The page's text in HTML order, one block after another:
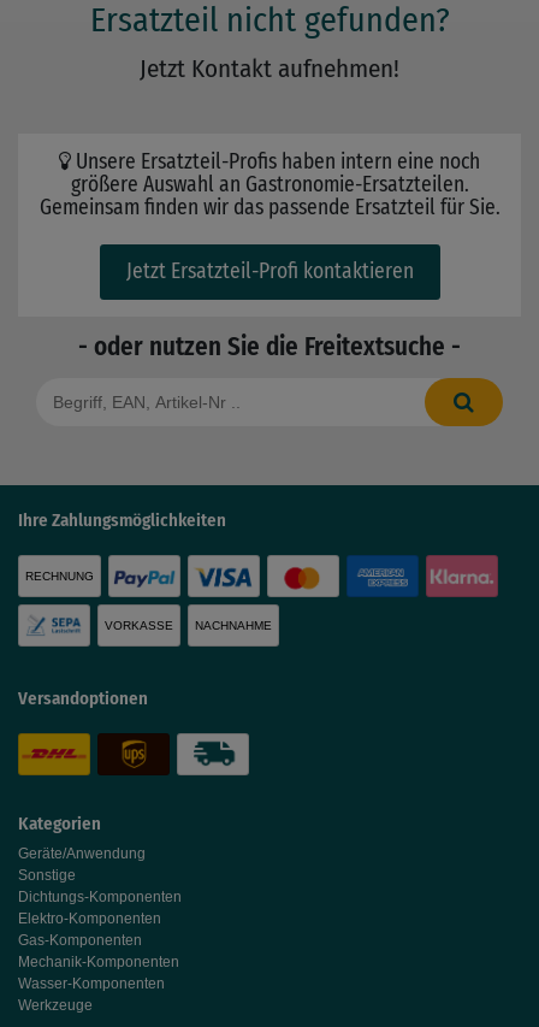
Ersatzteil nicht gefunden?
Jetzt Kontakt aufnehmen!
Unsere Ersatzteil-Profis haben intern eine noch
größere Auswahl an Gastronomie-Ersatzteilen.
Gemeinsam finden wir das passende Ersatzteil für Sie.
Jetzt Ersatzteil-Profi kontaktieren
- oder nutzen Sie die Freitextsuche -
Kategorien
Geräte/Anwendung
Sonstige
Dichtungs-Komponenten
Elektro-Komponenten
Gas-Komponenten
Mechanik-Komponenten
Wasser-Komponenten
Werkzeuge
Ihre Zahlungsmöglichkeiten
RECHNUNG
VORKASSE NACHNAHME
Versandoptionen